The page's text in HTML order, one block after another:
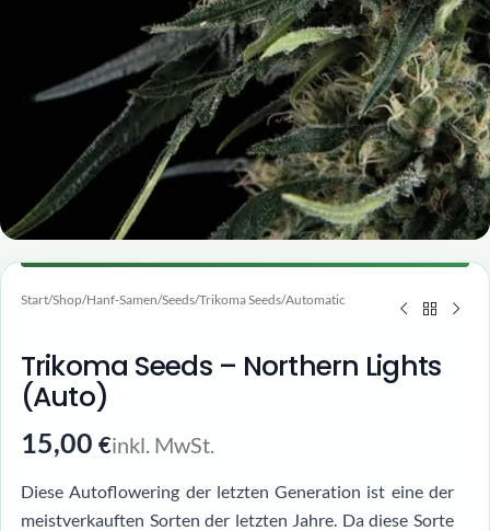
Start/Shop/Hanf-Samen/Seeds/Trikoma Seeds/Automatic
Trikoma Seeds – Northern Lights
(Auto)
15,00 €inkl. MwSt.
Diese Autoflowering der letzten Generation ist eine der
meistverkauften Sorten der letzten Jahre. Da diese Sorte